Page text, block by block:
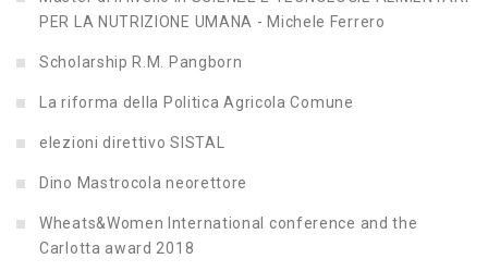
PER LA NUTRIZIONE UMANA - Michele Ferrero
Scholarship R.M. Pangborn
La riforma della Politica Agricola Comune
elezioni direttivo SISTAL
Dino Mastrocola neorettore
Wheats&Women International conference and the
Carlotta award 2018